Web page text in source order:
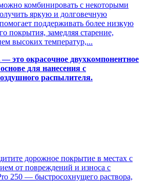
комбинировать с некоторыми
яркую и долговечную
поддерживать более низкую
покрытия, замедляя старение,
высоких температур,...
это окрасочное двухкомпонентное
для нанесения с
распылителя.
дорожное покрытие в местах с
от повреждений и износа с
250 — быстросохнущего раствора,